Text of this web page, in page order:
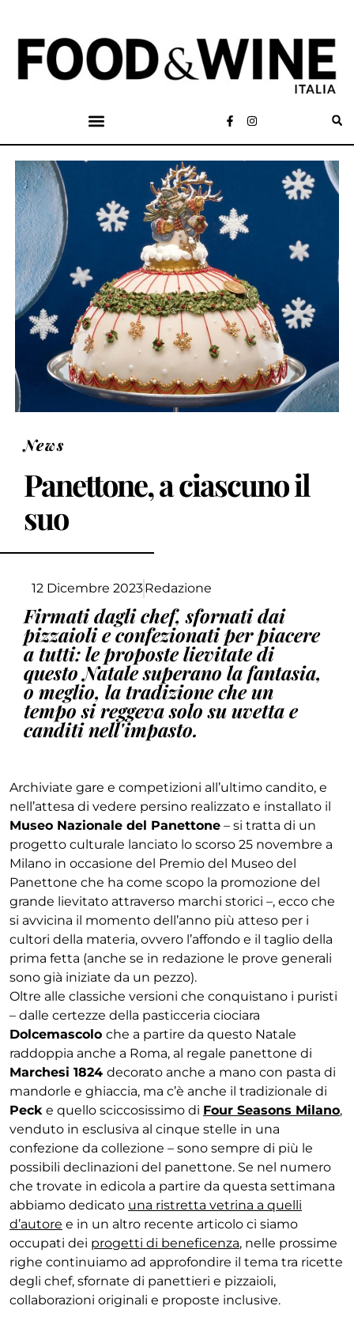
News
Panettone, a ciascuno il
suo
12 Dicembre 2023Redazione
Firmati dagli chef, sfornati dai
pizzaioli e confezionati per piacere
a tutti: le proposte lievitate di
questo Natale superano la fantasia,
o meglio, la tradizione che un
tempo si reggeva solo su uvetta e
canditi nell'impasto.
Archiviate gare e competizioni all’ultimo candito, e
nell’attesa di vedere persino realizzato e installato il
Museo Nazionale del Panettone – si tratta di un
progetto culturale lanciato lo scorso 25 novembre a
Milano in occasione del Premio del Museo del
Panettone che ha come scopo la promozione del
grande lievitato attraverso marchi storici –, ecco che
si avvicina il momento dell’anno più atteso per i
cultori della materia, ovvero l’affondo e il taglio della
prima fetta (anche se in redazione le prove generali
sono già iniziate da un pezzo).
Oltre alle classiche versioni che conquistano i puristi
– dalle certezze della pasticceria ciociara
Dolcemascolo che a partire da questo Natale
raddoppia anche a Roma, al regale panettone di
Marchesi 1824 decorato anche a mano con pasta di
mandorle e ghiaccia, ma c’è anche il tradizionale di
Peck e quello sciccosissimo di Four Seasons Milano,
venduto in esclusiva al cinque stelle in una
confezione da collezione – sono sempre di più le
possibili declinazioni del panettone. Se nel numero
che trovate in edicola a partire da questa settimana
abbiamo dedicato una ristretta vetrina a quelli
d’autore e in un altro recente articolo ci siamo
occupati dei progetti di beneficenza, nelle prossime
righe continuiamo ad approfondire il tema tra ricette
degli chef, sfornate di panettieri e pizzaioli,
collaborazioni originali e proposte inclusive.